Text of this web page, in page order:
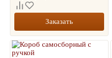
Заказать